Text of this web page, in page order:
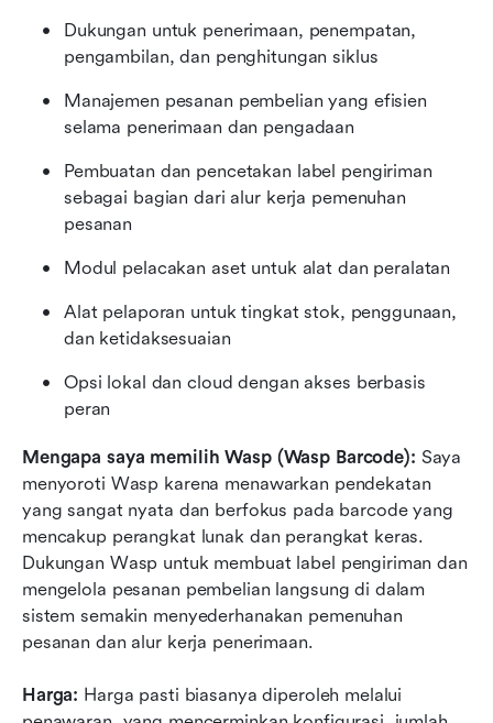
Dukungan untuk penerimaan, penempatan,
pengambilan, dan penghitungan siklus
Manajemen pesanan pembelian yang efisien
selama penerimaan dan pengadaan
Pembuatan dan pencetakan label pengiriman
sebagai bagian dari alur kerja pemenuhan
pesanan
Modul pelacakan aset untuk alat dan peralatan
Alat pelaporan untuk tingkat stok, penggunaan,
dan ketidaksesuaian
Opsi lokal dan cloud dengan akses berbasis
peran
Mengapa saya memilih Wasp (Wasp Barcode): Saya
menyoroti Wasp karena menawarkan pendekatan
yang sangat nyata dan berfokus pada barcode yang
mencakup perangkat lunak dan perangkat keras.
Dukungan Wasp untuk membuat label pengiriman dan
mengelola pesanan pembelian langsung di dalam
sistem semakin menyederhanakan pemenuhan
pesanan dan alur kerja penerimaan.
Harga: Harga pasti biasanya diperoleh melalui